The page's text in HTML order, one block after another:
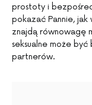
prostoty i
pokazać Pannie,
znajdą równowagę
seksualne może
partnerów.